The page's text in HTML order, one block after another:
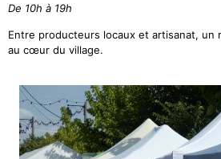
De 10h à 19h
Entre producteurs locaux et artisanat, un
au cœur du village.